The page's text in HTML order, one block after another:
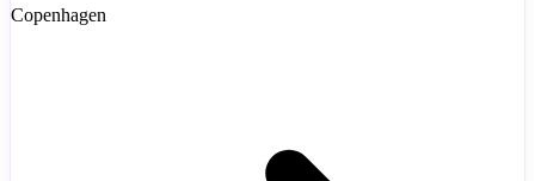
Copenhagen